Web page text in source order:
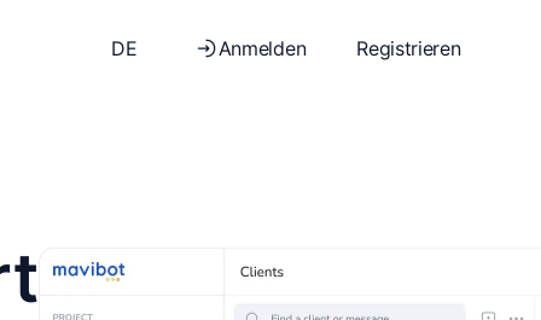
DE Anmelden Registrieren